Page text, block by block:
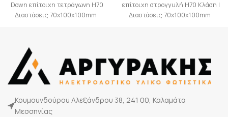
Down επίτοιχη τετράγωνη H70
Διαστάσεις 70x100x100mm
επίτοιχη στρογγυλή H70 Κλάση I
Διαστάσεις 70x100x100mm
Κουμουνδούρου Αλεξάνδρου 38, 241 00, Καλαμάτα
Μεσσηνίας